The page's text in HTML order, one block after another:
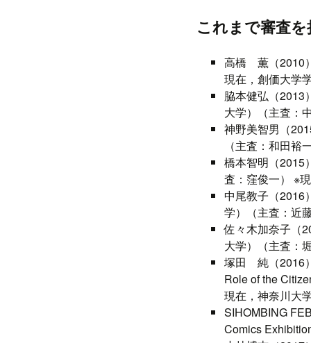
これまで審査
高橋 薫（2010
現在，創価大学
脇本健弘（2013
大学）（主査：
神野美智男（
（主査：和田
橋本智明（2015
査：窪俊一） ※
中尾教子（2016
学）（主査：近
佐々木加奈子（
大学）（主査：
塚田 純（2016
Role of the
現在，神奈川大
SIHOMBING
Comics